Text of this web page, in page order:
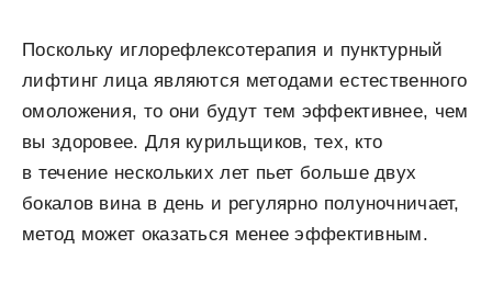
Поскольку иглорефлексотерапия и пунктурный
лифтинг лица являются методами естественного
омоложения, то они будут тем эффективнее, чем
вы здоровее. Для курильщиков, тех, кто
в течение нескольких лет пьет больше двух
бокалов вина в день и регулярно полуночничает,
метод может оказаться менее эффективным.